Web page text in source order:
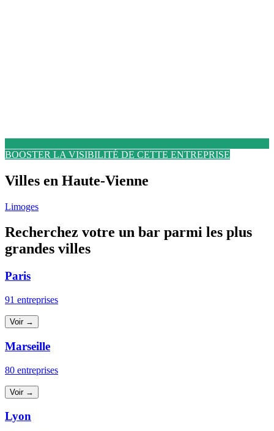
BOOSTER LA VISIBILITÉ DE CETTE ENTREPRISE
Villes en Haute-Vienne
Limoges
Recherchez votre un bar parmi les plus
grandes villes
Paris
91 entreprises
Voir →
Marseille
80 entreprises
Voir →
Lyon